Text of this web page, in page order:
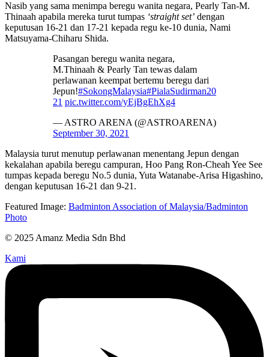
Nasib yang sama menimpa beregu wanita negara, Pearly Tan-M.
Thinaah apabila mereka turut tumpas ‘straight set’ dengan
keputusan 16-21 dan 17-21 kepada regu ke-10 dunia, Nami
Matsuyama-Chiharu Shida.
Pasangan beregu wanita negara,
M.Thinaah & Pearly Tan tewas dalam
perlawanan keempat bertemu beregu dari
Jepun!#SokongMalaysia#PialaSudirman20
21 pic.twitter.com/yEjBgEhXg4
— ASTRO ARENA (@ASTROARENA)
September 30, 2021
Malaysia turut menutup perlawanan menentang Jepun dengan
kekalahan apabila beregu campuran, Hoo Pang Ron-Cheah Yee See
tumpas kepada beregu No.5 dunia, Yuta Watanabe-Arisa Higashino,
dengan keputusan 16-21 dan 9-21.
Featured Image: Badminton Association of Malaysia/Badminton
Photo
© 2025 Amanz Media Sdn Bhd
Kami